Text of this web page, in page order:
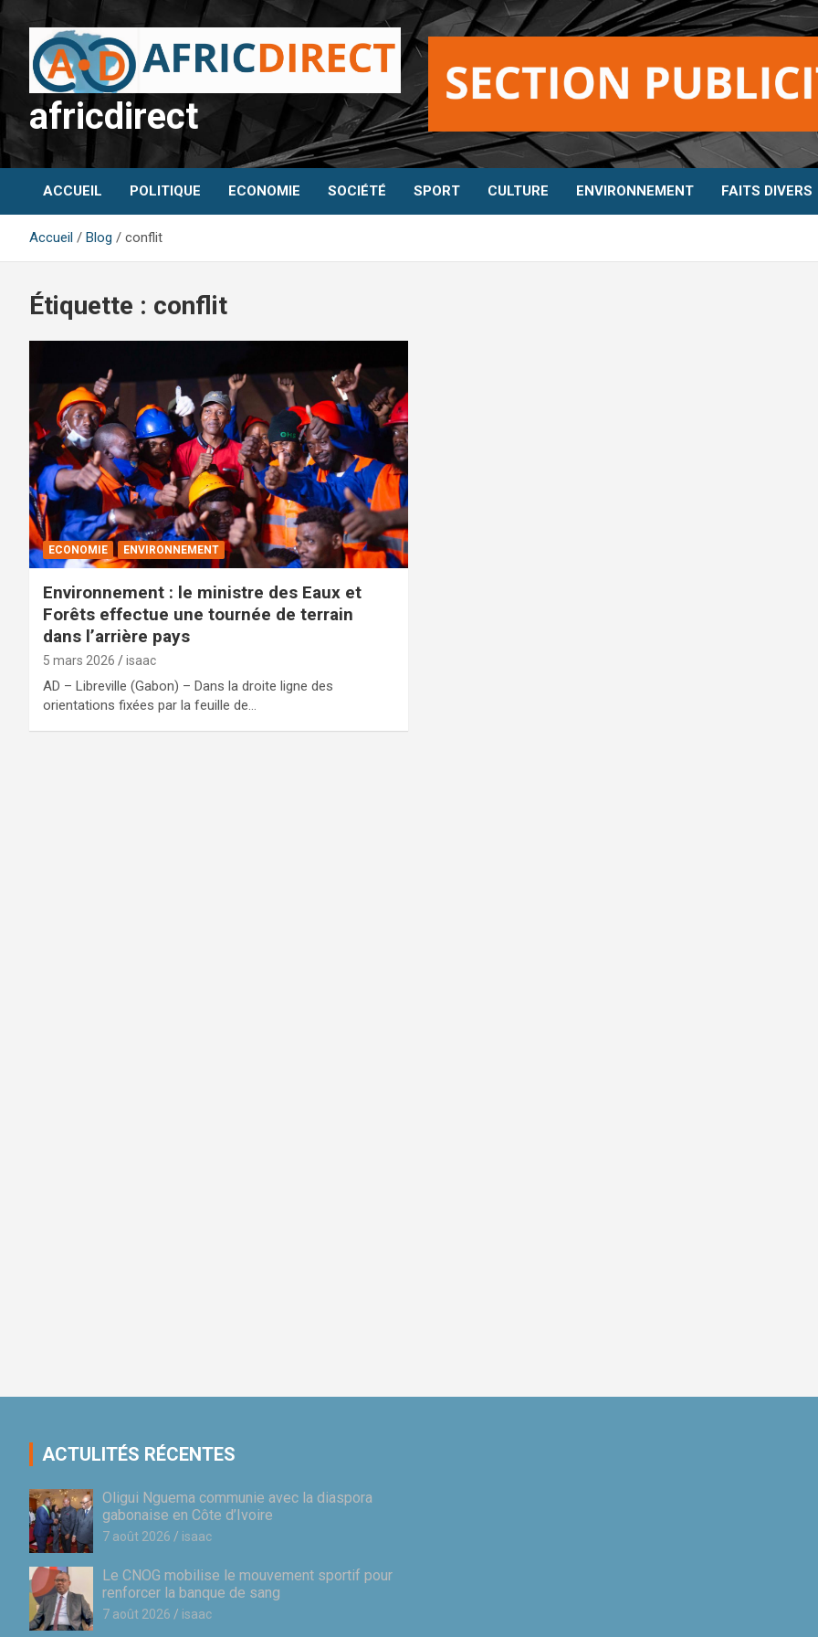
Aller
contenu
africdirect
ACCUEIL POLITIQUE ECONOMIE SOCIÉTÉ SPORT CULTURE ENVIRONNEMENT FAITS DIVERS
Accueil Blog conflit
Étiquette : conflit
ECONOMIE ENVIRONNEMENT
Environnement : le ministre des Eaux et
Forêts effectue une tournée de terrain
dans l’arrière pays
5 mars 2026 isaac
AD – Libreville (Gabon) – Dans la droite ligne des
orientations fixées par la feuille de…
ACTULITÉS RÉCENTES
Oligui Nguema communie avec la diaspora
gabonaise en Côte d’Ivoire
7 août 2026 isaac
Le CNOG mobilise le mouvement sportif pour
renforcer la banque de sang
7 août 2026 isaac